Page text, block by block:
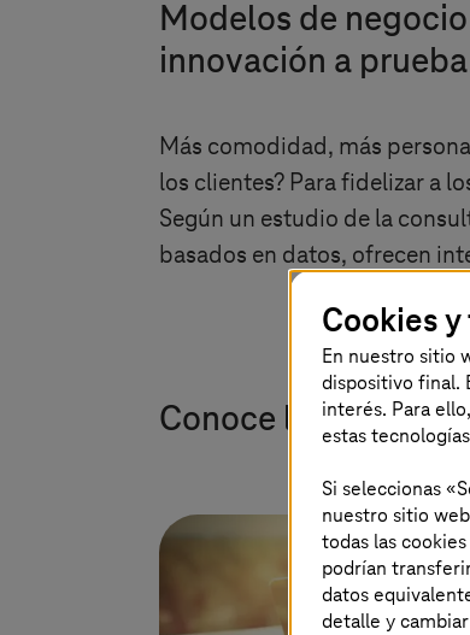
Modelos de
innovación a
Más comodidad, más
los clientes? Para fidelizar a
Según un estudio de la
basados en datos, ofrecen
Conoce los
Cookies
En nuestro sitio
dispositivo final.
interés. Para
estas
Si seleccionas
nuestro sitio
todas las
podrían
datos
detalle y